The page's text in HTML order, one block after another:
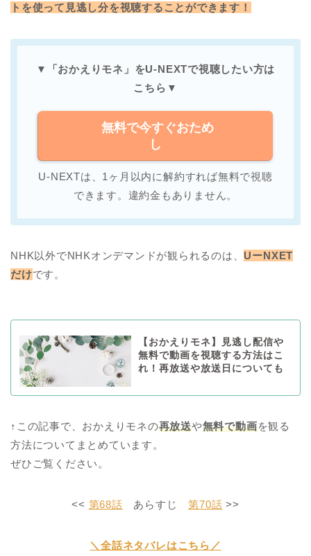
トを使って見逃し分を視聴することができます！
▼「おかえりモネ」をU-NEXTで視聴したい方は
こちら ▼
無料で今すぐおため
し
U-NEXTは、1ヶ月以内に解約すれば無料で視聴
できます。違約金もありません。
NHK以外でNHKオンデマンドが観られるのは、 UーNXET
だけです。
【おかえりモネ】見逃し配信や
無料で動画を視聴する方法はこ
れ！再放送や放送日についても
↑この記事で、おかえりモネの再放送や無料で動画を観る
方法についてまとめています。
ぜひご覧ください。
<< 第68話 あらすじ第70話 >>
＼全話ネタバレはこちら／